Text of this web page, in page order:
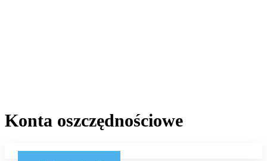
Konta oszczędnościowe